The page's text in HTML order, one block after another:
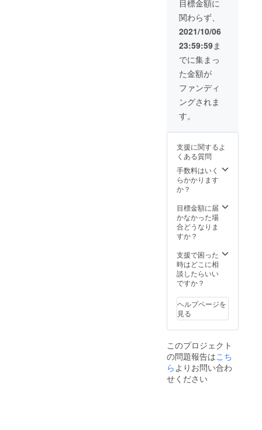
ト・ピ
ンク
セット
の３種
類の中
からお
選び頂
きま
す。 ※
写真の
例は、
す。 大
約
100cm
×100c
m 生
ゼ
TSUNA
GUは
ホワイ
ト・ブ
ラッ
ク・ハ
４種類
からお
選び頂
きま
CAMPF
IRE限定
で送料
無料で
す
目標金額に
関わらず、
2021/10/06
23:59:59ま
でに集まっ
た金額が
ファンディ
ングされま
す。
支援に関するよ
くある質問
手数料はいく
らかかります
か？
目標金額に届
かなかった場
合どうなりま
すか？
支援で困った
時はどこに相
談したらいい
ですか？
ヘルプページを
見る
このプロジェクト
の問題報告はこち
らよりお問い合わ
せください